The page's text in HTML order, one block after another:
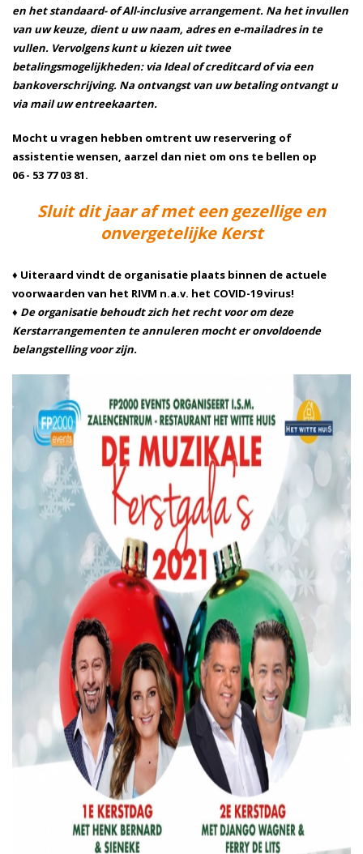
en het standaard- of All-inclusive arrangement. Na het invullen
van uw keuze, dient u uw naam, adres en e-mailadres in te
vullen. Vervolgens kunt u kiezen uit twee
betalingsmogelijkheden: via Ideal of creditcard of via een
bankoverschrijving. Na ontvangst van uw betaling ontvangt u
via mail uw entreekaarten.
Mocht u vragen hebben omtrent uw reservering of
assistentie wensen, aarzel dan niet om ons te bellen op
06 - 53 77 03 81.
Sluit dit jaar af met een gezellige en
onvergetelijke Kerst
♦ Uiteraard vindt de organisatie plaats binnen de actuele
voorwaarden van het RIVM n.a.v. het COVID-19 virus!
♦ De organisatie behoudt zich het recht voor om deze
Kerstarrangementen te annuleren mocht er onvoldoende
belangstelling voor zijn.